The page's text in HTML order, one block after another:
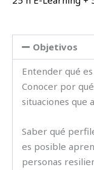
Objetivos
Entender qué
Conocer por
situaciones que
Saber qué
es posible
personas